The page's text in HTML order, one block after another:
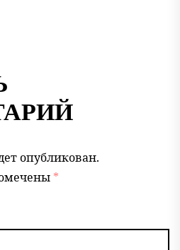
опубликован.
*